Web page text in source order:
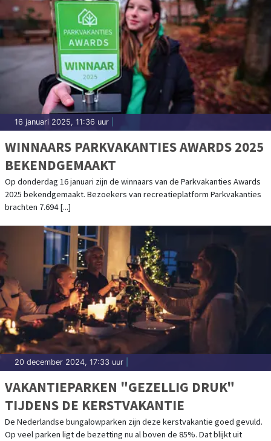
16 januari 2025, 11:36 uur
WINNAARS PARKVAKANTIES AWARDS 2025
BEKENDGEMAAKT
Op donderdag 16 januari zijn de winnaars van de Parkvakanties Awards
2025 bekendgemaakt. Bezoekers van recreatieplatform Parkvakanties
brachten 7.694 [...]
20 december 2024, 17:33 uur
VAKANTIEPARKEN "GEZELLIG DRUK"
TIJDENS DE KERSTVAKANTIE
De Nederlandse bungalowparken zijn deze kerstvakantie goed gevuld.
Op veel parken ligt de bezetting nu al boven de 85%. Dat blijkt uit